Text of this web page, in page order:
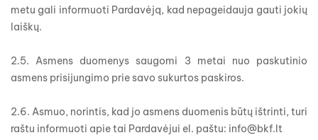
metu gali informuoti Pardavėją, kad nepageidauja gauti jokių
laiškų.
2.5. Asmens duomenys saugomi 3 metai nuo paskutinio
asmens prisijungimo prie savo sukurtos paskiros.
2.6. Asmuo, norintis, kad jo asmens duomenis būtų ištrinti, turi
raštu informuoti apie tai Pardavėjui el. paštu: info@bkf.lt